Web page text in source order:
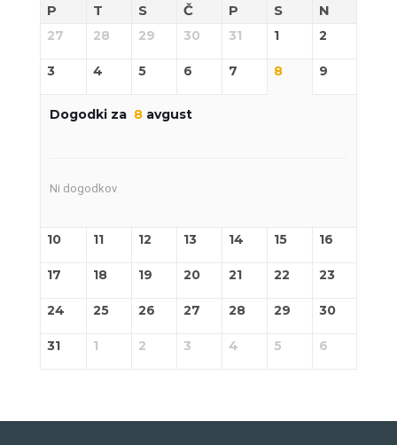
P T S Č P S N
27 28 29 30 31 1 2
3 4 5 6 7 8 9
Dogodki za 8avgust
Ni dogodkov
10 11 12 13 14 15 16
17 18 19 20 21 22 23
24 25 26 27 28 29 30
31 1 2 3 4 5 6